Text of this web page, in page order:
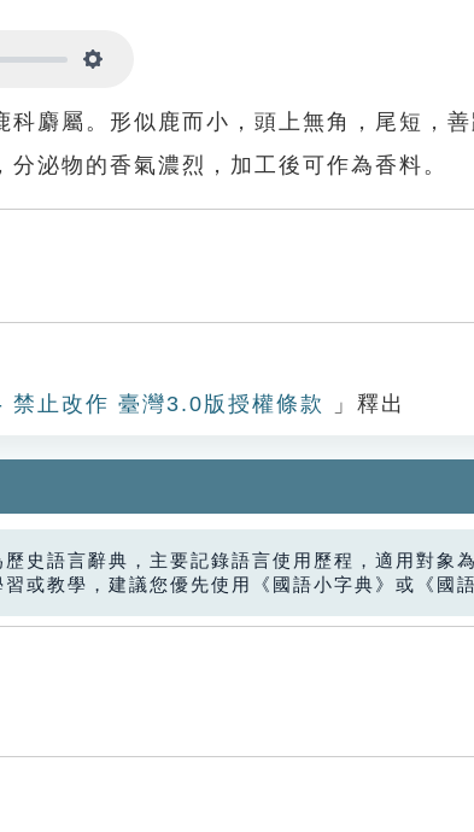
科麝屬。形似鹿而小，頭上無角，尾短，
泌物的香氣濃烈，加工後可作為香料。
禁止改作 臺灣3.0版授權條款 」釋出
歷史語言辭典，主要記錄語言使用歷程，適用對象
或教學，建議您優先使用《國語小字典》或《國